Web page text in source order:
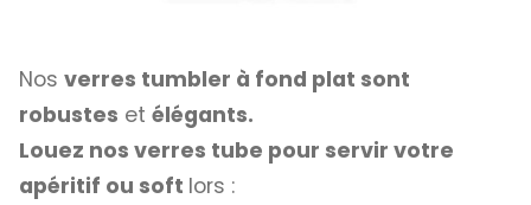
Nos verres tumbler à fond plat sont
robustes et élégants.
Louez nos verres tube pour servir votre
apéritif ou soft lors :